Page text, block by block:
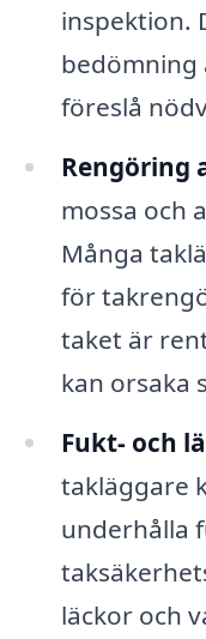
inspektion.
bedömning
föreslå
Rengöring
mossa och
Många
för
taket är
kan orsaka
Fukt- och
takläggare
underhålla
läckor och